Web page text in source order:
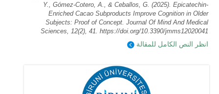
Y., Gómez-Cotero, A., & Ceballos, G. (2025). Epicatechin-
Enriched Cacao Subproducts Improve Cognition in Older
Subjects: Proof of Concept. Journal Of Mind And Medical
Sciences, 12(2), 41. https://doi.org/10.3390/jmms12020041
انظر النص الكامل للمقالة